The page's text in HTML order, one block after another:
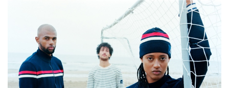
CULTURE
HIGH TECH
MAISON